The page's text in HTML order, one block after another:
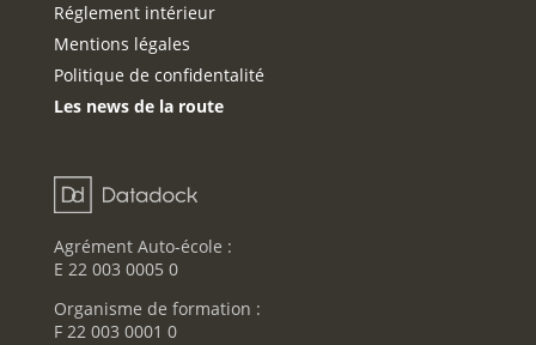
Réglement intérieur
Mentions légales
Politique de confidentalité
Les news de la route
Agrément Auto-école :
E 22 003 0005 0
Organisme de formation :
F 22 003 0001 0